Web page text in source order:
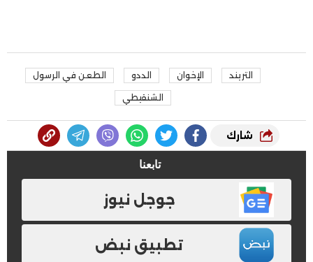
التريند الإخوان الددو الطعن في الرسول
الشنقيطي
شارك
تابعنا
جوجل نيوز
تطبيق نبض